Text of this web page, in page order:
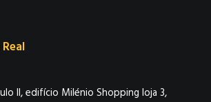
II, edifício Milénio Shopping loja 3,